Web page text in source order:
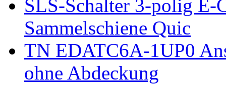
SLS-Schalter 3-polig
Sammelschiene Quic
TN EDATC6A-1UP0
ohne Abdeckung